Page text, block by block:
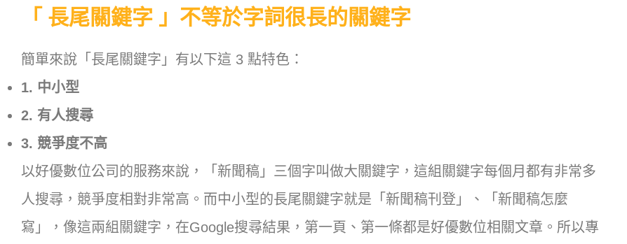
「 長尾關鍵字 」不等於字詞很長的關鍵字
簡單來說「長尾關鍵字」有以下這 3 點特色：
1. 中小型
2. 有人搜尋
3. 競爭度不高
以好優數位公司的服務來說，「新聞稿」三個字叫做大關鍵字，這組關鍵字每個月都有非常多
人搜尋，競爭度相對非常高。而中小型的長尾關鍵字就是「新聞稿刊登」、「新聞稿怎麼
寫」，像這兩組關鍵字，在Google搜尋結果，第一頁、第一條都是好優數位相關文章。所以專